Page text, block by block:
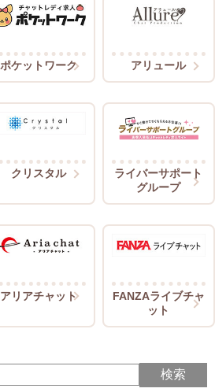
ポケットワーク アリュール
クリスタル
ライバーサポート
グループ
アリアチャット
FANZAライブチャ
ット